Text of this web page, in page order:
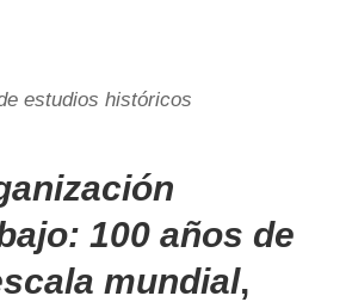
estudios históricos
100 años de
mundial,